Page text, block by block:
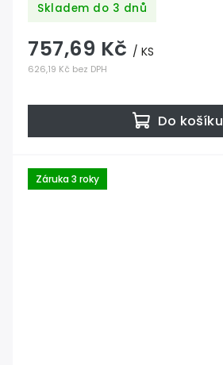
Skladem do 3 dnů
626,19 Kč bez DPH
757,69 Kč / KS
Do košíku
Záruka 3 roky